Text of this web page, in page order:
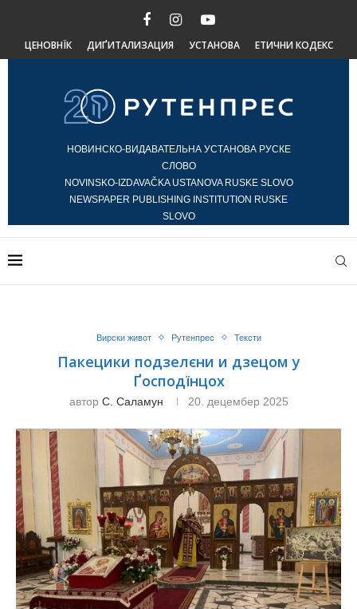
ЦЕНОВНЇК ДИҐИТАЛИЗАЦИЯ УСТАНОВА ЕТИЧНИ КОДЕКС
НОВИНСКО-ВИДАВАТЕЛЬНА УСТАНОВА РУСКЕ
СЛОВО
NOVINSKO-IZDAVAČKA USTANOVA RUSKE SLOVO
NEWSPAPER PUBLISHING INSTITUTION RUSKE
SLOVO
Вирски живот Рутенпрес Тексти
Пакецики подзелєни и дзецом у
Ґосподїнцох
автор С. Саламун 20. децембер 2025